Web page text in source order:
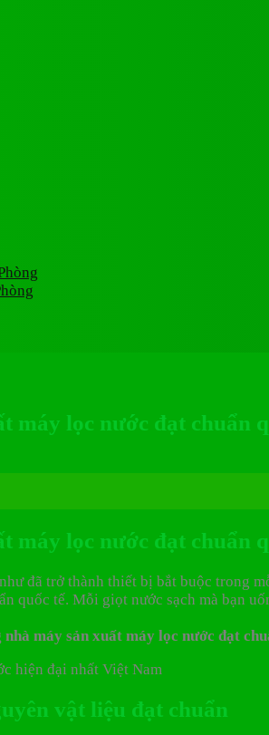
máy lọc nước đạt chuẩn
lọc nước đạt chuẩn
đã trở thành thiết bị bắt buộc trong
quốc tế. Mỗi giọt nước sạch mà bạn
máy sản xuất máy lọc nước đạt
vật liệu đạt chuẩn